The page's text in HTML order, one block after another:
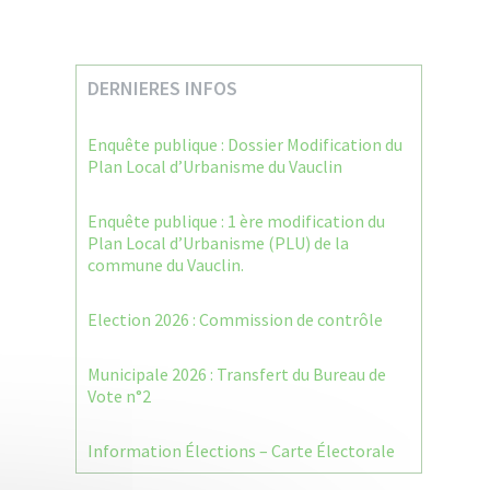
DERNIERES INFOS
Enquête publique : Dossier Modification du
Plan Local d’Urbanisme du Vauclin
Enquête publique : 1 ère modification du
Plan Local d’Urbanisme (PLU) de la
commune du Vauclin.
Election 2026 : Commission de contrôle
Municipale 2026 : Transfert du Bureau de
Vote n°2
Information Élections – Carte Électorale